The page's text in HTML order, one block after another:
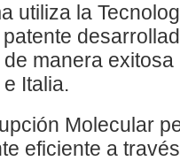
utiliza la
manera
Italia.
Molecular
eficiente a